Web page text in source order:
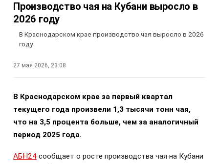
Производство чая на Кубани выросло в
2026 году
В Краснодарском крае производство чая выросло в 2026
году
27 мая 2026, 23:08
В Краснодарском крае за первый квартал
текущего года произвели 1,3 тысячи тонн чая,
что на 3,5 процента больше, чем за аналогичный
период 2025 года.
АБН24 сообщает о росте производства чая на Кубани